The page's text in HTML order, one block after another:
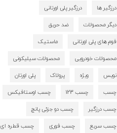
درزگیر ها
درزگیر پلی اورتانی
دیگر محصولات
ضد حریق
فوم های پلی اورتانی
ماستیک
محصولات خودرویی
محصولات سیلیکونی
نویس
ویژه پرولاک
پلی اورتان
چسب
چسب 123
چسب اوستافیکس
چسب درزگیر
چسب دو جزئی پانچ
چسب سریع
چسب فوری
چسب قطره ای